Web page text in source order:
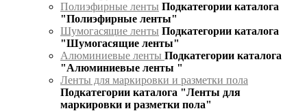
Полиэфирные ленты Подкатегории каталога
"Полиэфирные ленты"
Шумогасящие ленты Подкатегории каталога
"Шумогасящие ленты"
Алюминиевые ленты Подкатегории каталога
"Алюминиевые ленты "
Ленты для маркировки и разметки пола
Подкатегории каталога "Ленты для
маркировки и разметки пола"